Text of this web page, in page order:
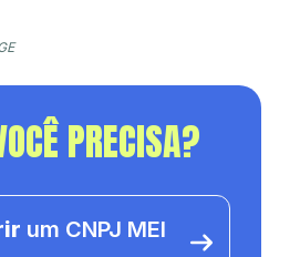
PRECISA?
um CNPJ MEI